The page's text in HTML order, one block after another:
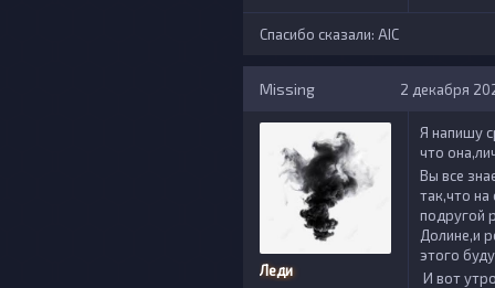
Спасибо сказали: AIС
Missing 2 декабря
Леди
Я напишу
что
Вы все
так,что
подругой
Долине,и
этого
И вот